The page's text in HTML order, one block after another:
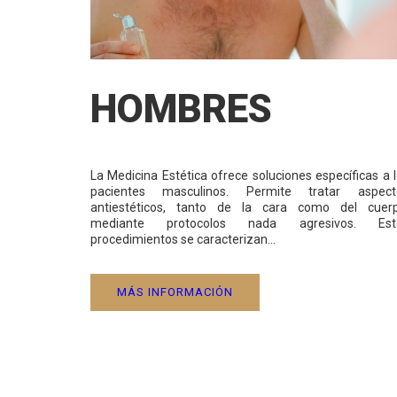
HOMBRES
La Medicina Estética ofrece soluciones específicas a
pacientes masculinos. Permite tratar
antiestéticos, tanto de la cara como del
mediante protocolos nada agresivos.
procedimientos se caracterizan…
MÁS INFORMACIÓN